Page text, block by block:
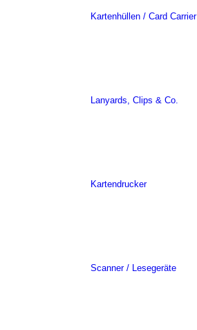
Kartenhüllen / Card Carrier
Lanyards, Clips & Co.
Kartendrucker
Scanner / Lesegeräte